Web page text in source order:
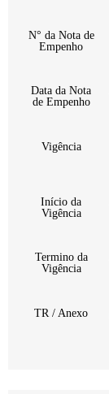
N° da Nota de
Empenho
Data da Nota
de Empenho
Vigência
Início da
Vigência
Termino da
Vigência
TR / Anexo